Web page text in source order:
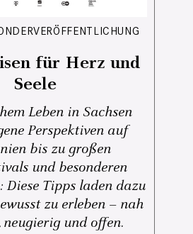
für Herz und
Seele
Leben in Sachsen
Perspektiven auf
bis zu großen
und besonderen
Tipps laden dazu
zu erleben – nah
und offen.